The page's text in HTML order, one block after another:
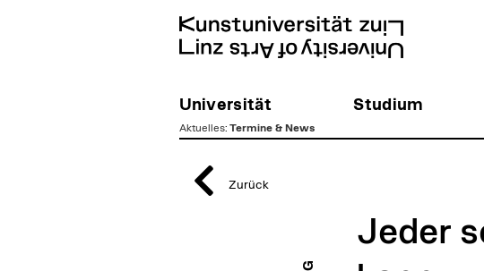
Universität Studium
Aktuelles: Termine & News
Zurück
Jeder